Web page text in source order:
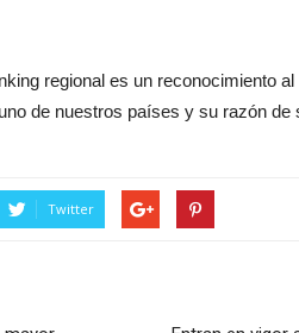
regional es un reconocimiento
de nuestros países y su razón de
Twitter